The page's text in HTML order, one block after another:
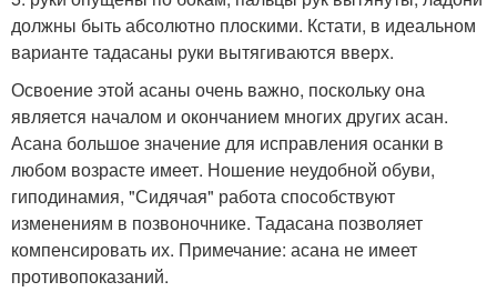
должны быть абсолютно плоскими. Кстати, в идеальном
варианте тадасаны руки вытягиваются вверх.
Освоение этой асаны очень важно, поскольку она
является началом и окончанием многих других асан.
Асана большое значение для исправления осанки в
любом возрасте имеет. Ношение неудобной обуви,
гиподинамия, "Сидячая" работа способствуют
изменениям в позвоночнике. Тадасана позволяет
компенсировать их. Примечание: асана не имеет
противопоказаний.